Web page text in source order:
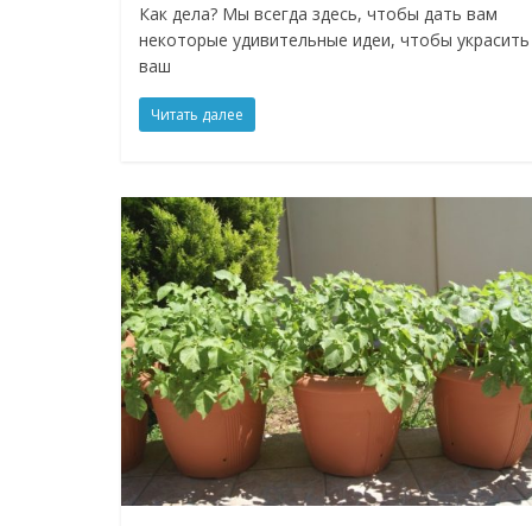
Как дела? Мы всегда здесь, чтобы дать вам
некоторые удивительные идеи, чтобы украсить
ваш
Читать далее